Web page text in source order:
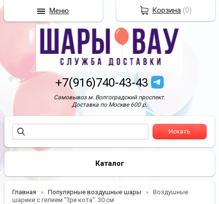
+7(916)740-43-43
Самовывоз м. Волгоградский проспект.
Доставка по Москве 600 р.
Каталог
Главная Популярные воздушные шары
Воздушные
шарики с гелием "Три кота". 30 см
Корзина (0)
Меню